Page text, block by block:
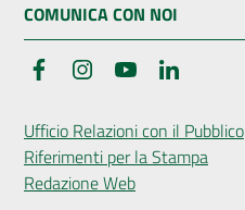
COMUNICA CON NOI
FacebookInstagramYouTube
Ufficio Relazioni con il Pubblico
Riferimenti per la Stampa
Redazione Web